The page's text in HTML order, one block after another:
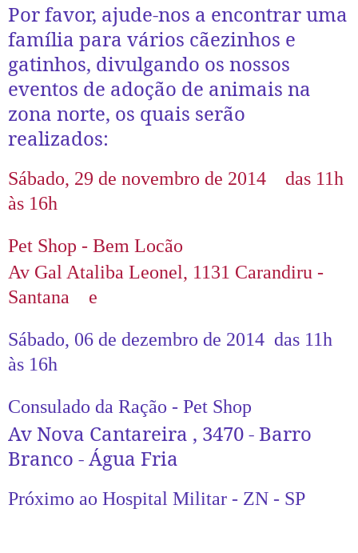
Por favor, ajude-nos a encontrar uma
família para vários cãezinhos e
gatinhos, divulgando os nossos
eventos de adoção de animais na
zona norte, os quais serão
realizados:
Sábado, 29 de novembro de 2014 das 11h
às 16h
Pet Shop - Bem Locão
Av Gal Ataliba Leonel, 1131 Carandiru -
Santana e
Sábado, 06 de dezembro de 2014 das 11h
às 16h
Consulado da Ração - Pet Shop
Av Nova Cantareira , 3470 - Barro
Branco - Água Fria
Próximo ao Hospital Militar - ZN - SP